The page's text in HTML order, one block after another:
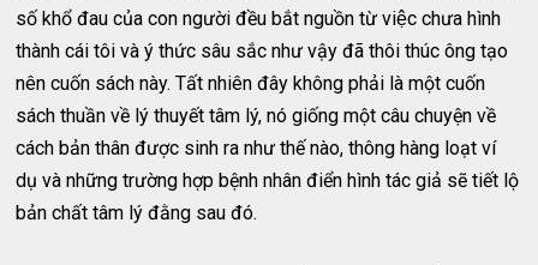
số khổ đau của con người đều bắt nguồn từ việc chưa hình
thành cái tôi và ý thức sâu sắc như vậy đã thôi thúc ông tạo
nên cuốn sách này. Tất nhiên đây không phải là một cuốn
sách thuần về lý thuyết tâm lý, nó giống một câu chuyện về
cách bản thân được sinh ra như thế nào, thông hàng loạt ví
dụ và những trường hợp bệnh nhân điển hình tác giả sẽ tiết lộ
bản chất tâm lý đằng sau đó.